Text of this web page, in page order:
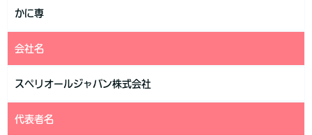
付に利用いたします。
当社は、お客さまよりお預かりした個人情報を適切に管理し、次
のいずれかに該当する場合を除き、個人情報を第三者に開示いた
しません。
・お客さまが希望されるサービスを行なうために当社が業務を委
かに専
会社名
スペリオールジャパン株式会社
代表者名